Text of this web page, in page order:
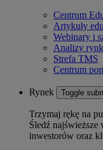
Centrum
Artykuły
Webinary i
Analizy
Strefa TMS
Centrum
Rynek Toggle
Trzymaj rękę na
Śledź najświeższe
inwestorów oraz